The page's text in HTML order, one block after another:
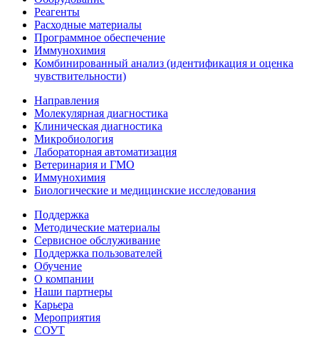
Реагенты
Расходные материалы
Программное обеспечение
Иммунохимия
Комбинированный анализ (идентификация и оценка
чувствительности)
Направления
Молекулярная диагностика
Клиническая диагностика
Микробиология
Лабораторная автоматизация
Ветеринария и ГМО
Иммунохимия
Биологические и медицинские исследования
Поддержка
Методические материалы
Сервисное обслуживание
Поддержка пользователей
Обучение
О компании
Наши партнеры
Карьера
Мероприятия
СОУТ